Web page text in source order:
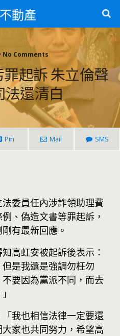
動產
No Comments
起訴 朱立倫聲
法還清白
Pin Mail SMS
委員任內涉詐領助理費
、偽造文書等罪起訴，
有最新回應。
高虹安被起訴後表示：
但是我還是強調勿枉勿
要因為黨派不同，而去
我也相信法律一定要還
家也共同努力，希望高